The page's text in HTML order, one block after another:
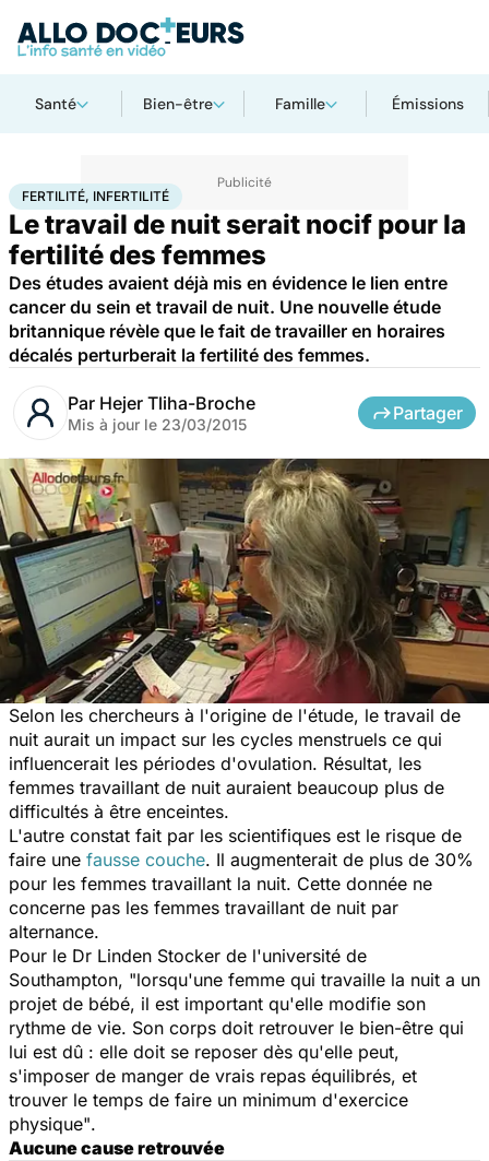
Santé Bien-être Famille Émissions
Accueil SantéFertilité, infertilité
FERTILITÉ, INFERTILITÉ
Le travail de nuit serait nocif pour la
fertilité des femmes
Des études avaient déjà mis en évidence le lien entre
cancer du sein et travail de nuit. Une nouvelle étude
britannique révèle que le fait de travailler en horaires
décalés perturberait la fertilité des femmes.
Par Hejer Tliha-Broche
Mis à jour le 23/03/2015
Partager
Selon les chercheurs à l'origine de l'étude, le travail de
nuit aurait un impact sur les cycles menstruels ce qui
influencerait les périodes d'ovulation. Résultat, les
femmes travaillant de nuit auraient beaucoup plus de
difficultés à être enceintes.
L'autre constat fait par les scientifiques est le risque de
faire une fausse couche. Il augmenterait de plus de 30%
pour les femmes travaillant la nuit. Cette donnée ne
concerne pas les femmes travaillant de nuit par
alternance.
Pour le Dr Linden Stocker de l'université de
Southampton, "lorsqu'une femme qui travaille la nuit a un
projet de bébé, il est important qu'elle modifie son
rythme de vie. Son corps doit retrouver le bien-être qui
lui est dû : elle doit se reposer dès qu'elle peut,
s'imposer de manger de vrais repas équilibrés, et
trouver le temps de faire un minimum d'exercice
physique".
Aucune cause retrouvée